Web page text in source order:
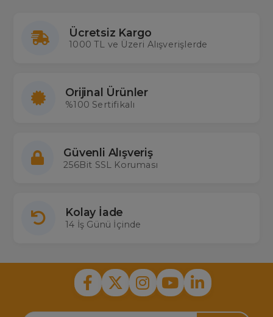
Ücretsiz Kargo
1000 TL ve Üzeri Alışverişlerde
Orijinal Ürünler
%100 Sertifikalı
Güvenli Alışveriş
256Bit SSL Koruması
Kolay İade
14 İş Günü İçinde